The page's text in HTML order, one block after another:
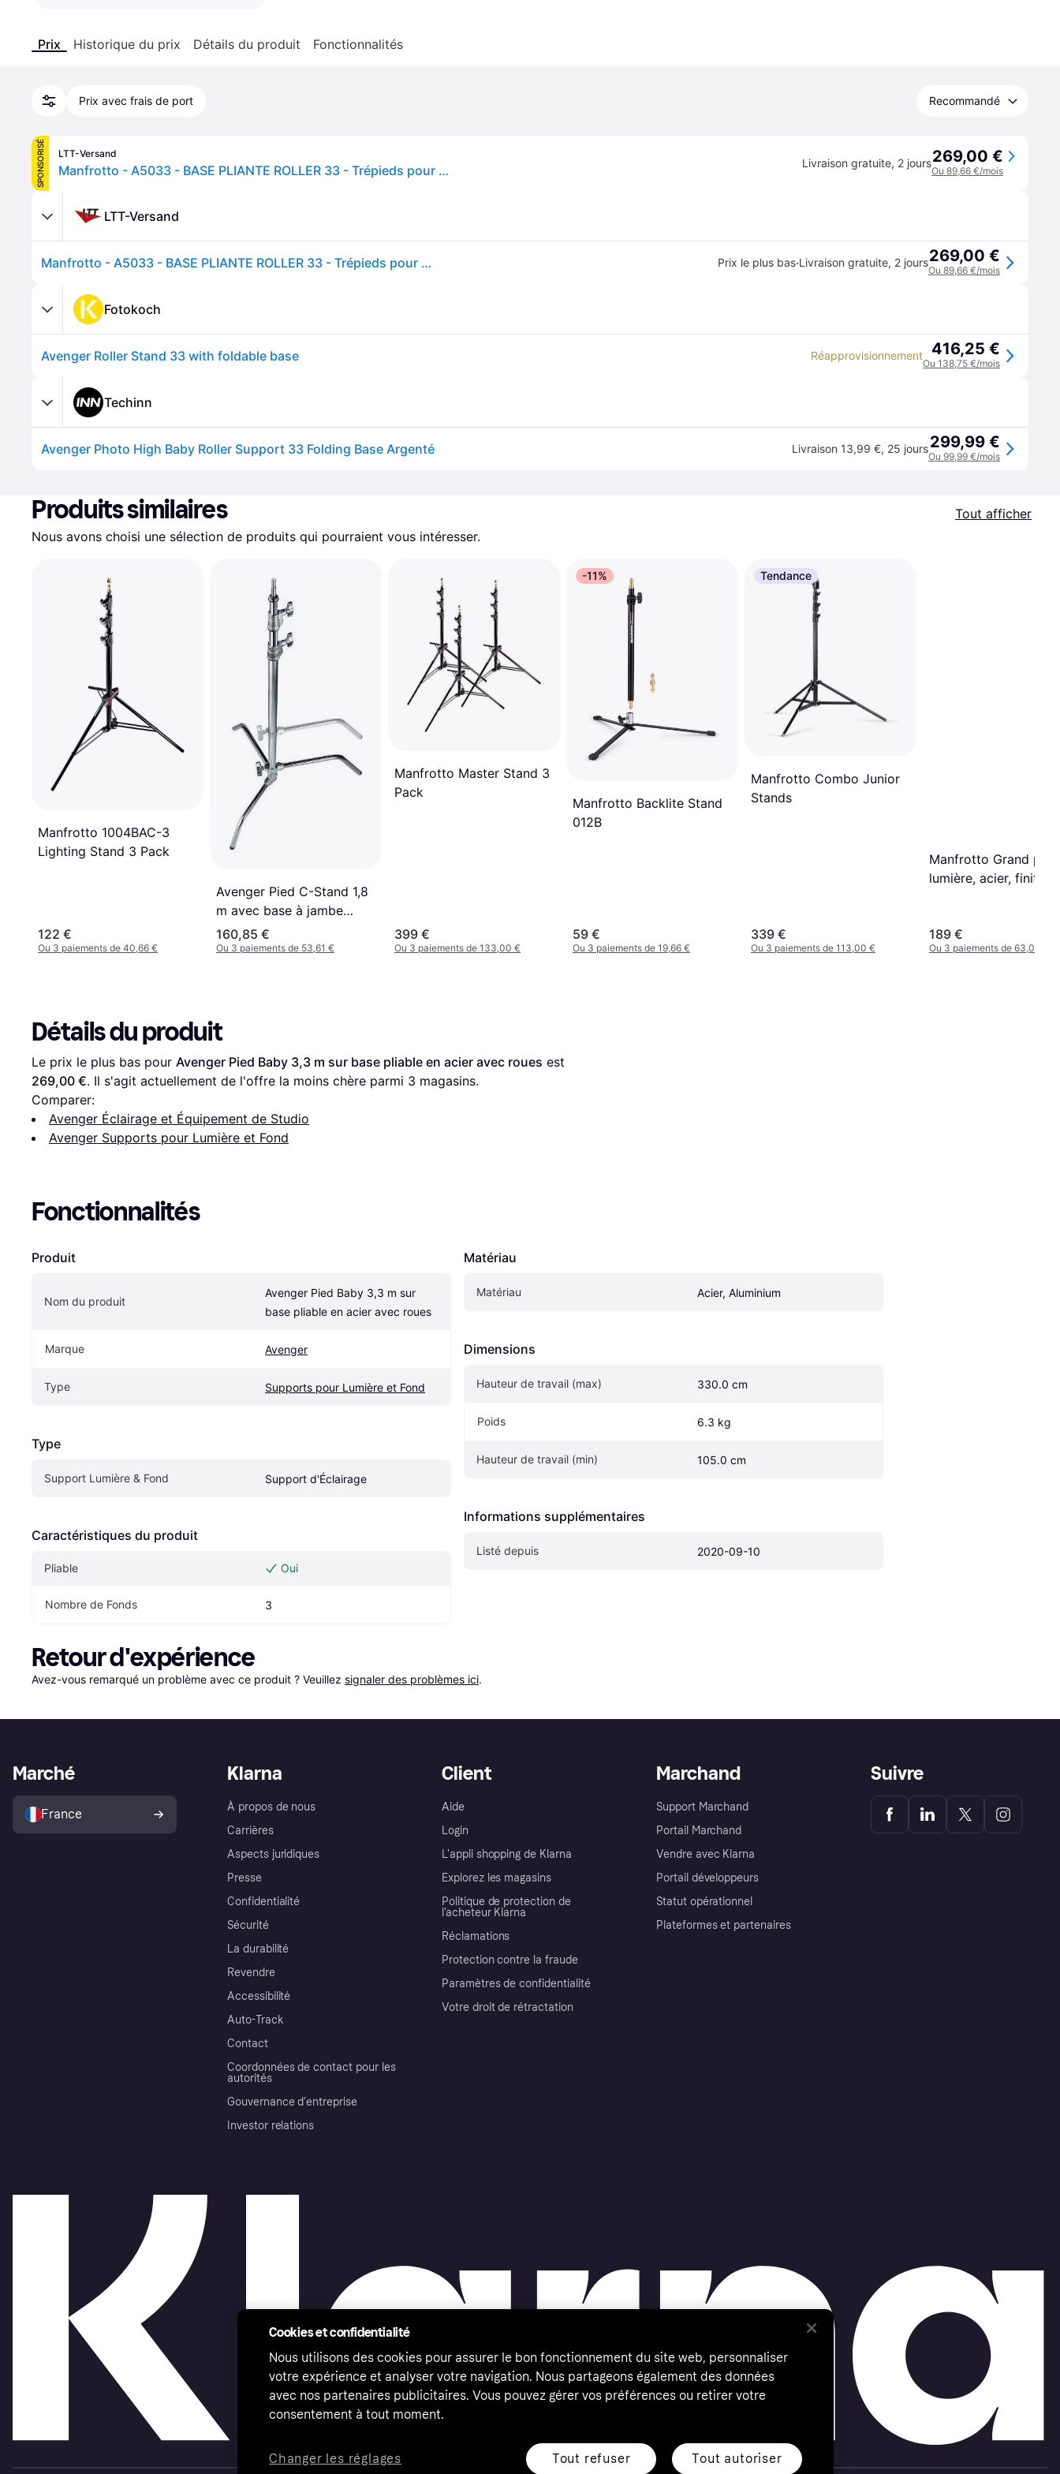
Prix Historique du prix Détails du produit Fonctionnalités
Prix avec frais de port Recommandé
SPONSORISÉ LTT-Versand
Manfrotto - A5033 - BASE PLIANTE ROLLER 33 - Trépieds pour éclairage Livraison gratuite, 2 jours269,00 €
Ou 89,66 €/mois
LTT-Versand
Manfrotto - A5033 - BASE PLIANTE ROLLER 33 - Trépieds pour éclairage Prix le plus bas·Livraison gratuite, 2 jours269,00 €
Ou 89,66 €/mois
Fotokoch
Avenger Roller Stand 33 with foldable base Réapprovisionnement 416,25 €
Ou 138,75 €/mois
Techinn
Avenger Photo High Baby Roller Support 33 Folding Base Argenté Livraison 13,99 €, 25 jours299,99 €
Ou 99,99 €/mois
Produits similaires
Tout afficher
Nous avons choisi une sélection de produits qui pourraient vous intéresser.
Manfrotto 1004BAC-3
Lighting Stand 3 Pack
122 €
Ou 3 paiements de 40,66 €
Avenger Pied C-Stand 1,8
m avec base à jambe
coulissante
160,85 €
Ou 3 paiements de 53,61 €
Manfrotto Master Stand 3
Pack
399 €
Ou 3 paiements de 133,00 €
-11%
Manfrotto Backlite Stand
012B
59 €
Ou 3 paiements de 19,66 €
Tendance
Manfrotto Combo Junior
Stands
339 €
Ou 3 paiements de 113,00 €
Manfrotto Grand pied
lumière, acier, finition
189 €
Ou 3 paiements de 63,00 €
Détails du produit
Le prix le plus bas pour Avenger Pied Baby 3,3 m sur base pliable en acier avec roues
269,00 €. Il s'agit actuellement de l'offre la moins chère parmi 3 magasins.
Comparer:
Avenger Éclairage et Équipement de Studio
Avenger Supports pour Lumière et Fond
Fonctionnalités
Produit
Nom du produit
Avenger Pied Baby 3,3 m sur
base pliable en acier avec roues
Marque Avenger
Type Supports pour Lumière et Fond
Type
Support Lumière & Fond Support d'Éclairage
Caractéristiques du produit
Pliable Oui
Nombre de Fonds 3
Matériau
Matériau Acier, Aluminium
Dimensions
Hauteur de travail (max) 330.0 cm
Poids 6.3 kg
Hauteur de travail (min) 105.0 cm
Informations supplémentaires
Listé depuis 2020-09-10
Retour d'expérience
Avez-vous remarqué un problème avec ce produit ? Veuillez signaler des problèmes ici.
Klarna
À propos de nous
Carrières
Aspects juridiques
Presse
Confidentialité
Sécurité
La durabilité
Revendre
Accessibilité
Auto-Track
Contact
Coordonnées de contact pour les
autorités
Gouvernance d’entreprise
Investor relations
Client
Aide
Login
L'appli shopping de Klarna
Explorez les magasins
Politique de protection de
l’acheteur Klarna
Réclamations
Protection contre la fraude
Paramètres de confidentialité
Votre droit de rétractation
Marchand
Support Marchand
Portail Marchand
Vendre avec Klarna
Portail développeurs
Statut opérationnel
Plateformes et partenaires
Marché
France
Suivre
Cookies et confidentialité
Nous utilisons des cookies pour assurer le bon fonctionnement du site web, personnaliser
votre expérience et analyser votre navigation. Nous partageons également des données
avec nos partenaires publicitaires. Vous pouvez gérer vos préférences ou retirer votre
consentement à tout moment.
Tout refuser Tout autoriser
Changer les réglages